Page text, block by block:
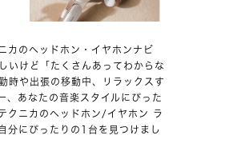
カのヘッドホン・イヤホンナビ
いけど「たくさんあってわからな
時や出張の移動中、リラックスす
、あなたの音楽スタイルにぴった
クニカのヘッドホン/イヤホン ラ
分にぴったりの1台を見つけまし